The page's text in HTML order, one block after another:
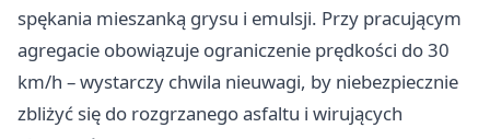
spękania mieszanką grysu i emulsji. Przy pracującym
agregacie obowiązuje ograniczenie prędkości do 30
km/h – wystarczy chwila nieuwagi, by niebezpiecznie
zbliżyć się do rozgrzanego asfaltu i wirujących